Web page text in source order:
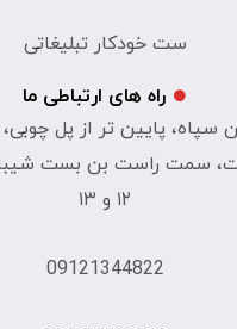
ست خودکار تبلیغاتی
راه های ارتباطی ما
سپاه، پایین تر از پل چوبی،
۱۲ و ۱۳
09121344822